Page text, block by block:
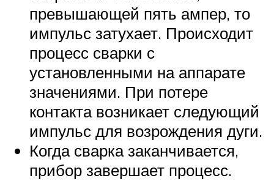
превышающей пять ампер, то
импульс затухает. Происходит
процесс сварки с
установленными на аппарате
значениями. При потере
контакта возникает следующий
импульс для возрождения дуги.
Когда сварка заканчивается,
прибор завершает процесс.